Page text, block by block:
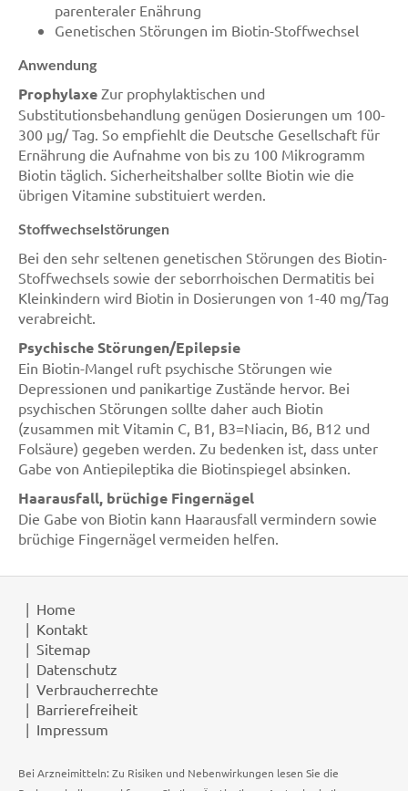
parenteraler Enährung
Genetischen Störungen im Biotin-Stoffwechsel
Anwendung
Prophylaxe Zur prophylaktischen und
Substitutionsbehandlung genügen Dosierungen um 100-
300 µg/ Tag. So empfiehlt die Deutsche Gesellschaft für
Ernährung die Aufnahme von bis zu 100 Mikrogramm
Biotin täglich. Sicherheitshalber sollte Biotin wie die
übrigen Vitamine substituiert werden.
Stoffwechselstörungen
Bei den sehr seltenen genetischen Störungen des Biotin-
Stoffwechsels sowie der seborrhoischen Dermatitis bei
Kleinkindern wird Biotin in Dosierungen von 1-40 mg/Tag
verabreicht.
Psychische Störungen/Epilepsie
Ein Biotin-Mangel ruft psychische Störungen wie
Depressionen und panikartige Zustände hervor. Bei
psychischen Störungen sollte daher auch Biotin
(zusammen mit Vitamin C, B1, B3=Niacin, B6, B12 und
Folsäure) gegeben werden. Zu bedenken ist, dass unter
Gabe von Antiepileptika die Biotinspiegel absinken.
Haarausfall, brüchige Fingernägel
Die Gabe von Biotin kann Haarausfall vermindern sowie
brüchige Fingernägel vermeiden helfen.
Home
Kontakt
Sitemap
Datenschutz
Verbraucherrechte
Barrierefreiheit
Impressum
Bei Arzneimitteln: Zu Risiken und Nebenwirkungen lesen Sie die